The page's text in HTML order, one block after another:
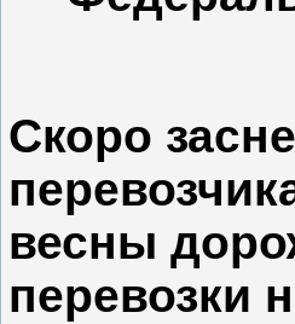
Скоро
весны
перевозки